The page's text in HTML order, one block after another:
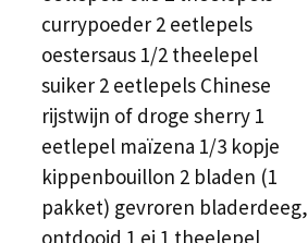
currypoeder 2 eetlepels
oestersaus 1/2 theelepel
suiker 2 eetlepels Chinese
rijstwijn of droge sherry 1
eetlepel maïzena 1/3 kopje
kippenbouillon 2 bladen (1
pakket) gevroren bladerdeeg,
ontdooid 1 ei 1 theelepel